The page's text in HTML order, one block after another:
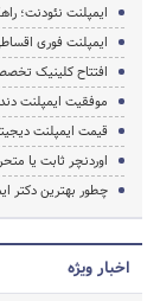
ایمپلنت نئودنت؛
ایمپلنت فوری
افتتاح کلینیک
موفقیت ایمپلنت
قیمت ایمپلنت
اوردنچر ثابت یا
چطور بهترین دکتر
اخبار ویژه